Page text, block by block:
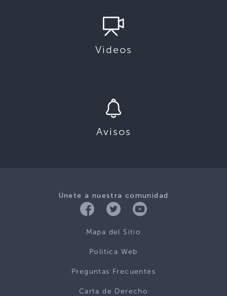
Videos
Avisos
Únete a nuestra comunidad
Mapa del Sitio
Politica Web
Preguntas Frecuentes
Carta de Derecho